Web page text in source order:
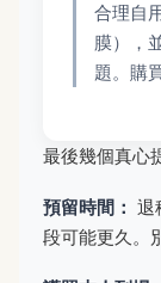
合理自
膜），
題。購
最後幾個真心
預留時間： 退
段可能更久。